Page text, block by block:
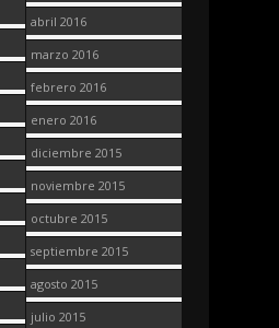
abril 2016
marzo 2016
febrero 2016
enero 2016
diciembre 2015
noviembre 2015
octubre 2015
septiembre 2015
agosto 2015
julio 2015